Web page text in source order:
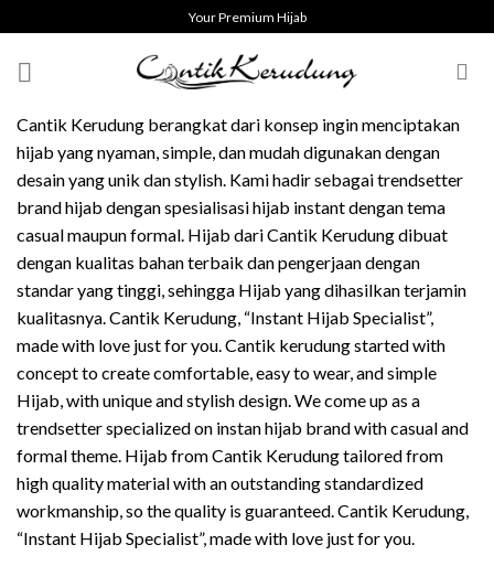
to
content
Your Premium Hijab
Cantik Kerudung berangkat dari konsep ingin menciptakan
hijab yang nyaman, simple, dan mudah digunakan dengan
desain yang unik dan stylish. Kami hadir sebagai trendsetter
brand hijab dengan spesialisasi hijab instant dengan tema
casual maupun formal. Hijab dari Cantik Kerudung dibuat
dengan kualitas bahan terbaik dan pengerjaan dengan
standar yang tinggi, sehingga Hijab yang dihasilkan terjamin
kualitasnya. Cantik Kerudung, “Instant Hijab Specialist”,
made with love just for you. Cantik kerudung started with
concept to create comfortable, easy to wear, and simple
Hijab, with unique and stylish design. We come up as a
trendsetter specialized on instan hijab brand with casual and
formal theme. Hijab from Cantik Kerudung tailored from
high quality material with an outstanding standardized
workmanship, so the quality is guaranteed. Cantik Kerudung,
“Instant Hijab Specialist”, made with love just for you.